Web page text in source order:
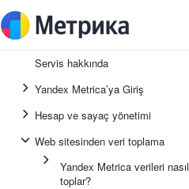
Servis hakkında
Yandex Metrica’ya Giriş
Hesap ve sayaç yönetimi
Web sitesinden veri toplama
Yandex Metrica verileri nasıl
toplar?